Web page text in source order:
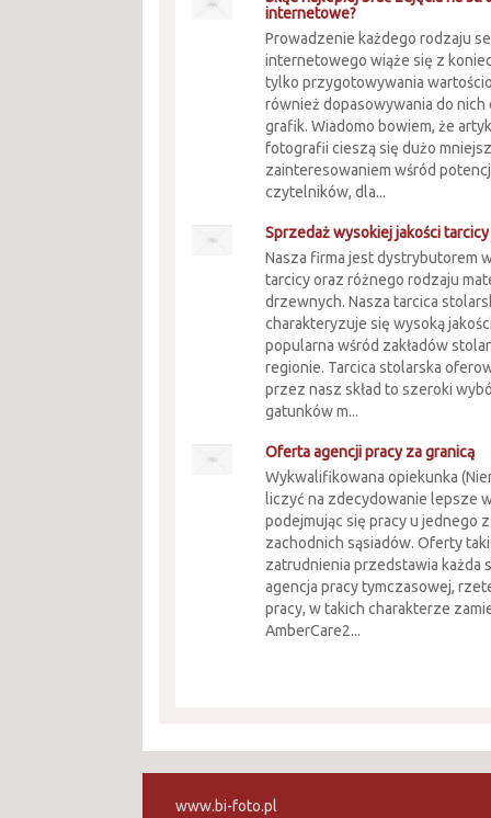
internetowe?
Prowadzenie każdego rodzaju
internetowego wiąże się z
tylko przygotowywania
również dopasowywania do
grafik. Wiadomo bowiem, że
fotografii cieszą się dużo
zainteresowaniem wśród
czytelników, dla...
Sprzedaż wysokiej jakości
Nasza firma jest dystrybutorem
tarcicy oraz różnego rodzaju
drzewnych. Nasza tarcica
charakteryzuje się wysoką
popularna wśród zakładów
regionie. Tarcica stolarska
przez nasz skład to szeroki
gatunków m...
Oferta agencji pracy za granicą
Wykwalifikowana opiekunka
liczyć na zdecydowanie lepsze
podejmując się pracy u jednego
zachodnich sąsiadów. Oferty
zatrudnienia przedstawia każda
agencja pracy tymczasowej,
pracy, w takich charakterze
AmberCare2...
www.bi-foto.pl